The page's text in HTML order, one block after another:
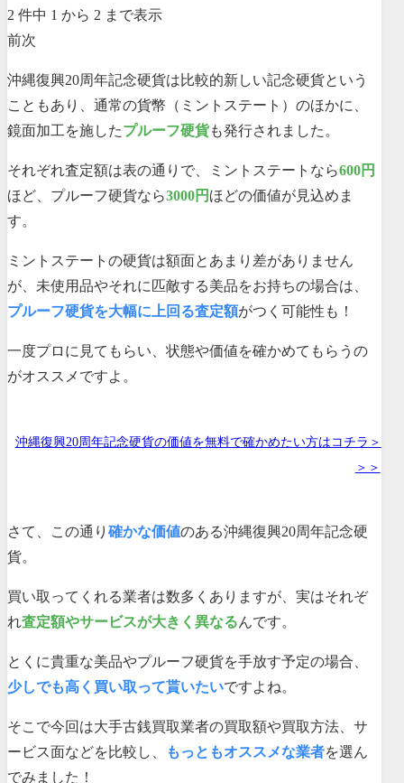
2 件中 1 から 2 まで表示
前次
沖縄復興20周年記念硬貨は比較的新しい記念硬貨という
こともあり、通常の貨幣（ミントステート）のほかに、
鏡面加工を施したプルーフ硬貨も発行されました。
それぞれ査定額は表の通りで、ミントステートなら600円
ほど、プルーフ硬貨なら3000円 ほどの価値が見込めま
す。
ミントステートの硬貨は額面とあまり差がありません
が、未使用品やそれに匹敵する美品をお持ちの場合は、
プルーフ硬貨を大幅に上回る査定額がつく可能性も！
一度プロに見てもらい、状態や価値を確かめてもらうの
がオススメですよ。
沖縄復興20周年記念硬貨の価値を無料で確かめたい方はコチラ＞
＞＞
さて、この通り 確かな価値のある沖縄復興20周年記念硬
貨。
買い取ってくれる業者は数多くありますが、実はそれぞ
れ査定額やサービスが大きく異なるんです。
とくに貴重な美品やプルーフ硬貨を手放す予定の場合、
少しでも高く買い取って貰いたいですよね。
そこで今回は大手古銭買取業者の買取額や買取方法、サ
ービス面などを比較し、
もっともオススメな業者を選ん
でみました！